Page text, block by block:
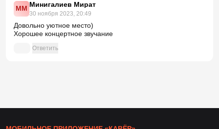
ММ Минигалиев Мират
30 ноября 2023, 20:49
Довольно уютное место)
Хорошее концертное звучание
Ответить